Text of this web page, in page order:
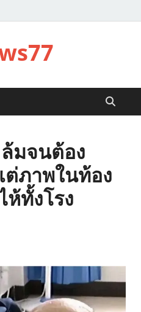
มจนต้อง
ภาพในท้อง
ห้ทั้งโรง